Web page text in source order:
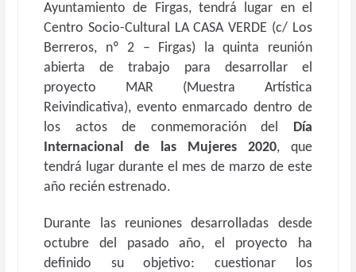
Ayuntamiento de Firgas, tendrá lugar en el
Centro Socio-Cultural LA CASA VERDE (c/ Los
Berreros, nº 2 – Firgas) la quinta reunión
abierta de trabajo para desarrollar el
proyecto MAR (Muestra Artística
Reivindicativa), evento enmarcado dentro de
los actos de conmemoración del Día
Internacional de las Mujeres 2020, que
tendrá lugar durante el mes de marzo de este
año recién estrenado.
Durante las reuniones desarrolladas desde
octubre del pasado año, el proyecto ha
definido su objetivo: cuestionar los